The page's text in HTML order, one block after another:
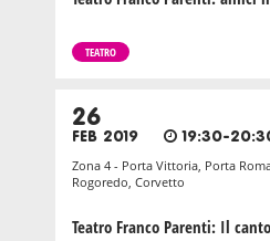
TEATRO
26
FEB 2019 19:30-
Zona 4 - Porta Vittoria, Porta
Rogoredo, Corvetto
Teatro Franco Parenti: Il